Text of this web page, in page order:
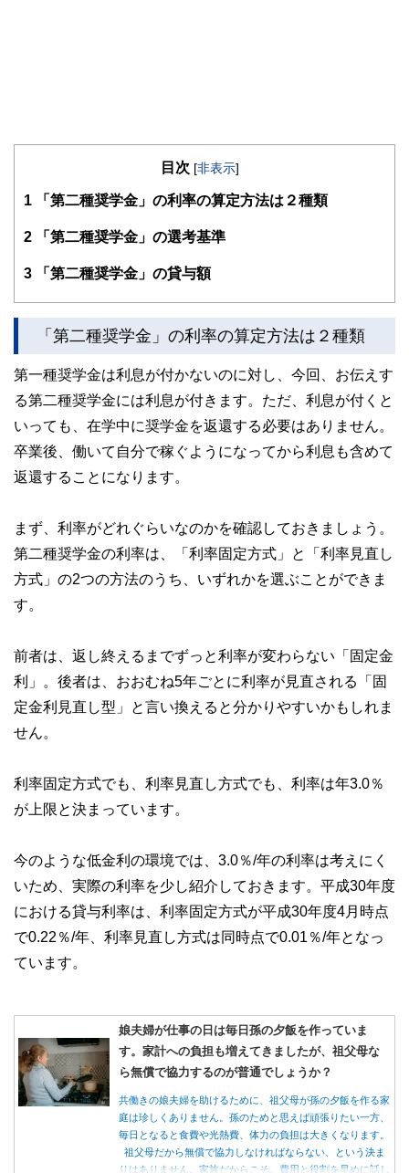
目次 [非表示]
1 「第二種奨学金」の利率の算定方法は２種類
2 「第二種奨学金」の選考基準
3 「第二種奨学金」の貸与額
「第二種奨学金」の利率の算定方法は２種類
第一種奨学金は利息が付かないのに対し、今回、お伝えす
る第二種奨学金には利息が付きます。ただ、利息が付くと
いっても、在学中に奨学金を返還する必要はありません。
卒業後、働いて自分で稼ぐようになってから利息も含めて
返還することになります。
まず、利率がどれぐらいなのかを確認しておきましょう。
第二種奨学金の利率は、「利率固定方式」と「利率見直し
方式」の2つの方法のうち、いずれかを選ぶことができま
す。
前者は、返し終えるまでずっと利率が変わらない「固定金
利」。後者は、おおむね5年ごとに利率が見直される「固
定金利見直し型」と言い換えると分かりやすいかもしれま
せん。
利率固定方式でも、利率見直し方式でも、利率は年3.0％
が上限と決まっています。
今のような低金利の環境では、3.0％/年の利率は考えにく
いため、実際の利率を少し紹介しておきます。平成30年度
における貸与利率は、利率固定方式が平成30年度4月時点
で0.22％/年、利率見直し方式は同時点で0.01％/年となっ
ています。
娘夫婦が仕事の日は毎日孫の夕飯を作っていま
す。家計への負担も増えてきましたが、祖父母な
ら無償で協力するのが普通でしょうか？
共働きの娘夫婦を助けるために、祖父母が孫の夕飯を作る家
庭は珍しくありません。孫のためと思えば頑張りたい一方、
毎日となると食費や光熱費、体力の負担は大きくなります。
祖父母だから無償で協力しなければならない、という決ま
りはありません。家族だからこそ、費用と役割を早めに話し